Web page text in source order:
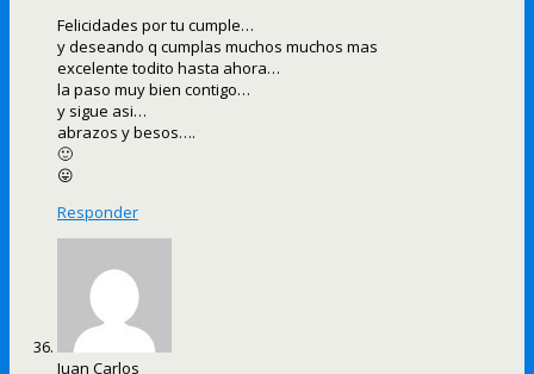
Felicidades por tu cumple…
y deseando q cumplas muchos muchos mas
excelente todito hasta ahora…
la paso muy bien contigo…
y sigue asi…
abrazos y besos….
🙂
😛
Responder
Juan Carlos